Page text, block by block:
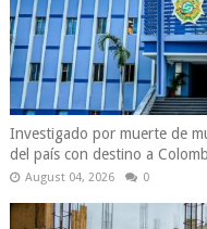
Investigado por muerte de
del país con destino a
August 04, 2026 0